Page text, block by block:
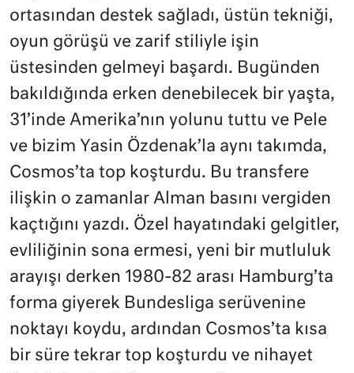
ortasından destek sağladı, üstün tekniği,
oyun görüşü ve zarif stiliyle işin
üstesinden gelmeyi başardı. Bugünden
bakıldığında erken denebilecek bir yaşta,
31’inde Amerika’nın yolunu tuttu ve Pele
ve bizim Yasin Özdenak’la aynı takımda,
Cosmos’ta top koşturdu. Bu transfere
ilişkin o zamanlar Alman basını vergiden
kaçtığını yazdı. Özel hayatındaki gelgitler,
evliliğinin sona ermesi, yeni bir mutluluk
arayışı derken 1980-82 arası Hamburg’ta
forma giyerek Bundesliga serüvenine
noktayı koydu, ardından Cosmos’ta kısa
bir süre tekrar top koşturdu ve nihayet